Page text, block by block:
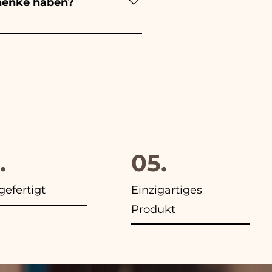
an, außerdem
05.
Einzigartiges
Produkt